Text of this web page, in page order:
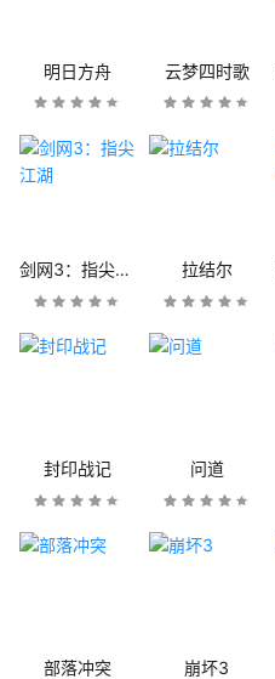
明日方舟 云梦四时歌
剑网3：指尖江湖 拉结尔
封印战记 问道
部落冲突 崩坏3